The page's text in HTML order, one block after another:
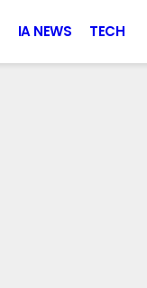
IA NEWS TECH